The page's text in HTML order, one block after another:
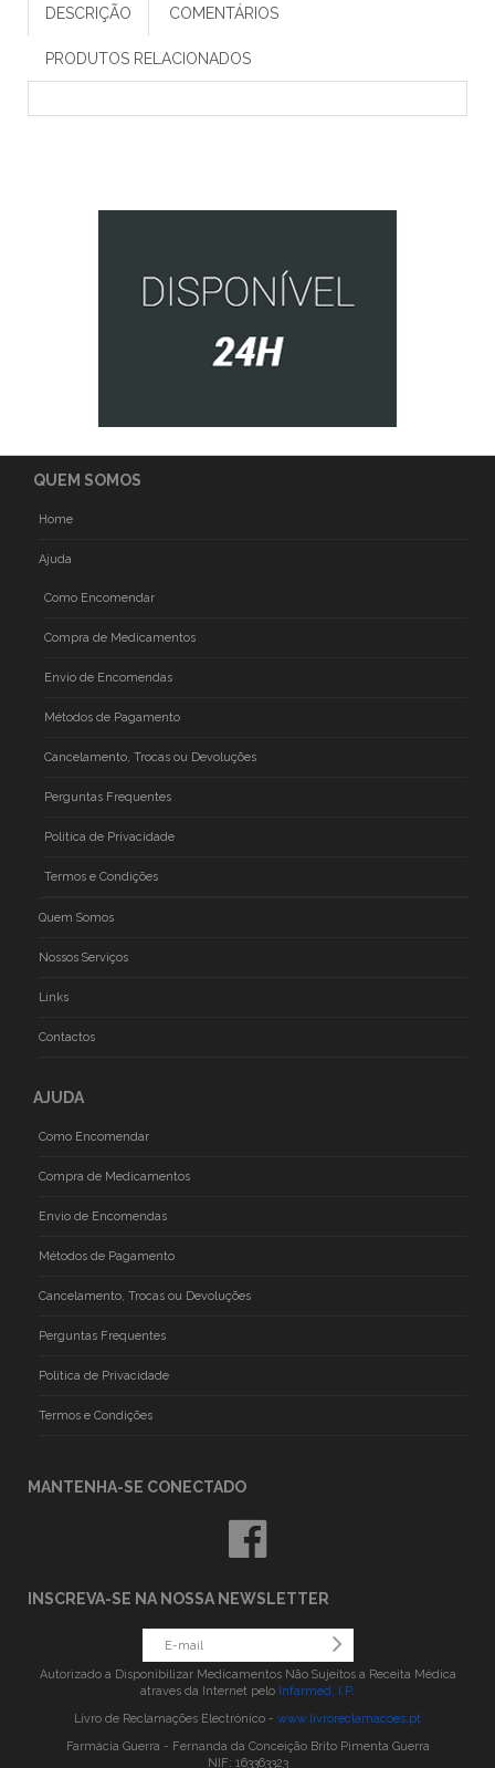
DESCRIÇÃO COMENTÁRIOS
PRODUTOS RELACIONADOS
QUEM SOMOS
Home
Ajuda
Como Encomendar
Compra de Medicamentos
Envio de Encomendas
Métodos de Pagamento
Cancelamento, Trocas ou Devoluções
Perguntas Frequentes
Politica de Privacidade
Termos e Condições
Quem Somos
Nossos Serviços
Links
Contactos
AJUDA
Como Encomendar
Compra de Medicamentos
Envio de Encomendas
Métodos de Pagamento
Cancelamento, Trocas ou Devoluções
Perguntas Frequentes
Politica de Privacidade
Termos e Condições
MANTENHA-SE CONECTADO
INSCREVA-SE NA NOSSA NEWSLETTER
Autorizado a Disponibilizar Medicamentos Não Sujeitos a Receita Médica
atraves da Internet pelo Infarmed, I.P.
Livro de Reclamações Electrónico - www.livroreclamacoes.pt
Farmácia Guerra - Fernanda da Conceição Brito Pimenta Guerra
NIF: 163363323